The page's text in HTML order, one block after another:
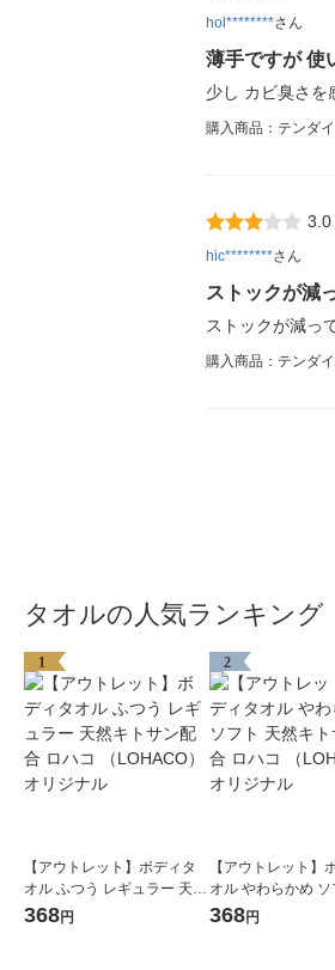
hol********さん
薄手ですが 使
少し カビ臭さを
購入商品：テンダ
3.0
hic********さん
ストックが減
ストックが減っ
購入商品：テンダ
タオルの人気ランキング
1
【アウトレット】ボディタ
オル ふつう レギュラー 天然
キトサン配合 ロハコ （LOH
368円
2
【アウトレット】
オル やわらかめ ソ
キトサン配合 ロハ
368円